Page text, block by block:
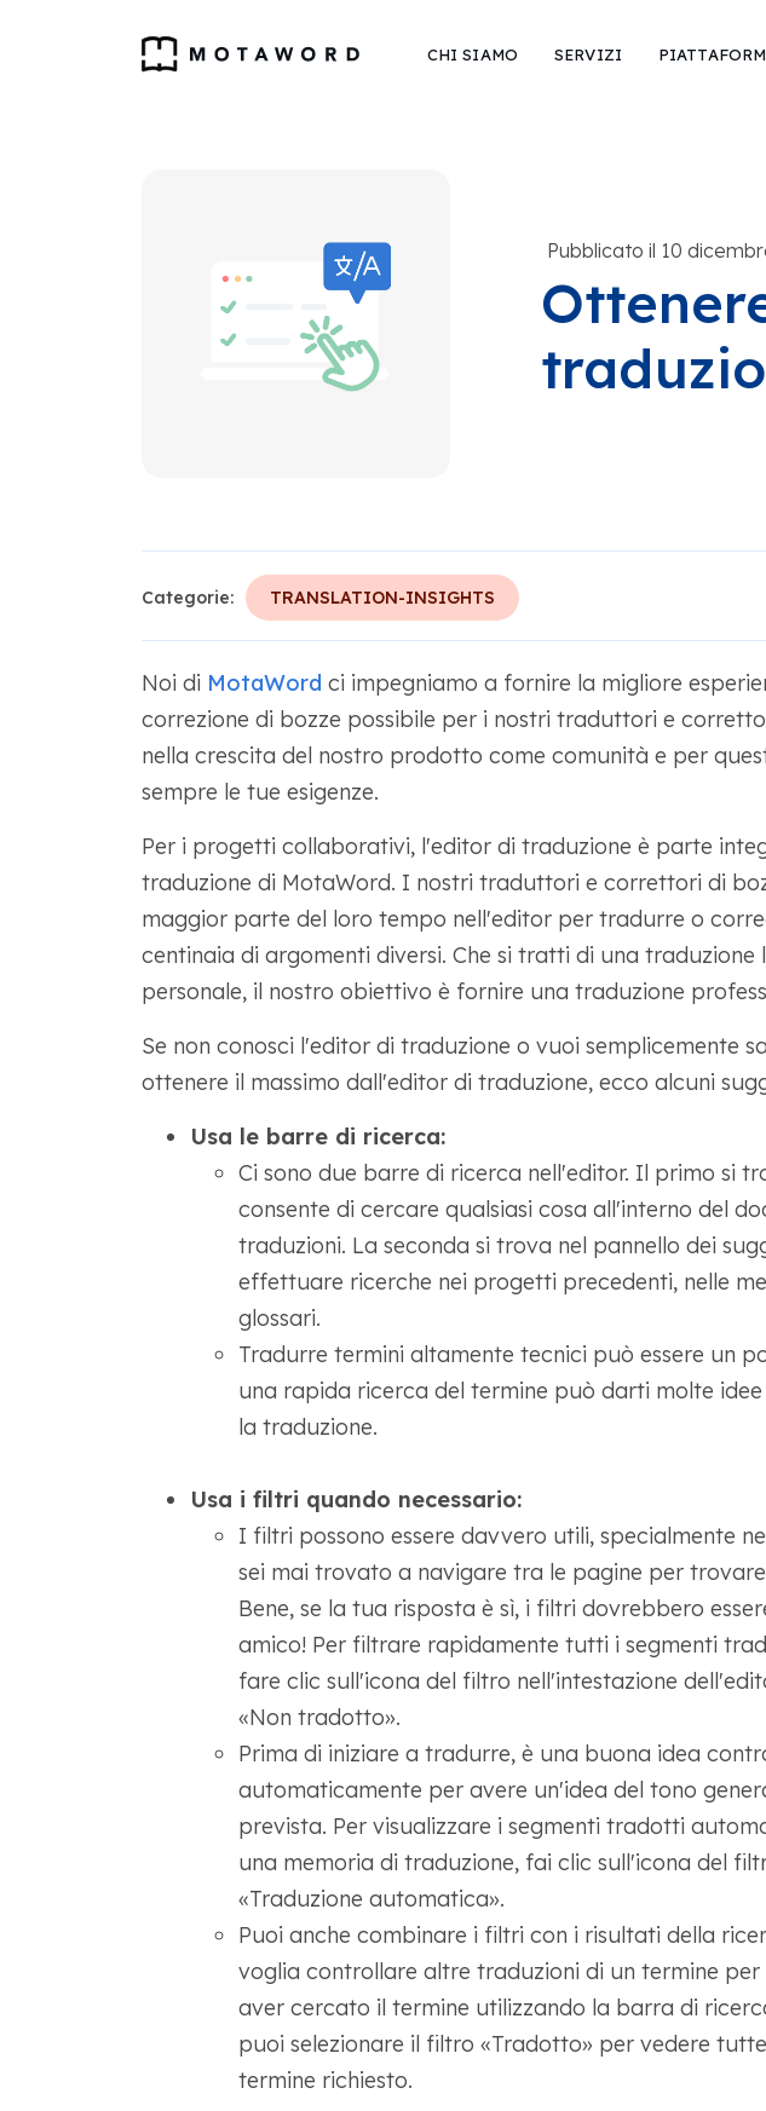
CHI SIAMO SERVIZI
Pubblicato il 10
Categorie: TRANSLATION-INSIGHTS
Noi di MotaWord ci impegniamo a fornire la migliore
correzione di bozze possibile per i nostri traduttori e
nella crescita del nostro prodotto come comunità e per
sempre le tue esigenze.
Per i progetti collaborativi, l'editor di traduzione è parte
traduzione di MotaWord. I nostri traduttori e correttori di
maggior parte del loro tempo nell'editor per tradurre o
centinaia di argomenti diversi. Che si tratti di una traduzione
personale, il nostro obiettivo è fornire una traduzione
Se non conosci l'editor di traduzione o vuoi semplicemente
ottenere il massimo dall'editor di traduzione, ecco alcuni
Usa le barre di ricerca:
Ci sono due barre di ricerca nell'editor. Il primo si
consente di cercare qualsiasi cosa all'interno del
traduzioni. La seconda si trova nel pannello dei
effettuare ricerche nei progetti precedenti, nelle
glossari.
Tradurre termini altamente tecnici può essere un
una rapida ricerca del termine può darti molte
la traduzione.
Usa i filtri quando necessario:
I filtri possono essere davvero utili, specialmente
sei mai trovato a navigare tra le pagine per
Bene, se la tua risposta è sì, i filtri dovrebbero
amico! Per filtrare rapidamente tutti i segmenti
fare clic sull'icona del filtro nell'intestazione
«Non tradotto».
Prima di iniziare a tradurre, è una buona idea
automaticamente per avere un'idea del tono
prevista. Per visualizzare i segmenti tradotti
una memoria di traduzione, fai clic sull'icona del
«Traduzione automatica».
Puoi anche combinare i filtri con i risultati della
voglia controllare altre traduzioni di un termine
aver cercato il termine utilizzando la barra di
puoi selezionare il filtro «Tradotto» per vedere
termine richiesto.